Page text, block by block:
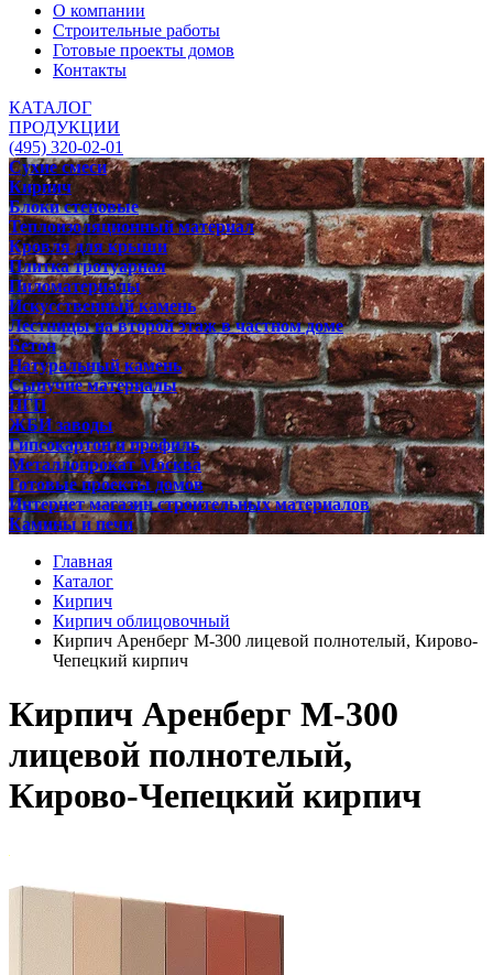
О компании
Строительные работы
Готовые проекты домов
Контакты
КАТАЛОГ
ПРОДУКЦИИ
(495) 320-02-01
Сухие смеси
Кирпич
Блоки стеновые
Теплоизоляционный материал
Кровля для крыши
Плитка тротуарная
Пиломатериалы
Искусственный камень
Лестницы на второй этаж в частном доме
Бетон
Натуральный камень
Сыпучие материалы
ПГП
ЖБИ заводы
Гипсокартон и профиль
Металлопрокат Москва
Готовые проекты домов
Интернет магазин строительных материалов
Камины и печи
Главная
Каталог
Кирпич
Кирпич облицовочный
Кирпич Аренберг М-300 лицевой полнотелый, Кирово-
Чепецкий кирпич
Кирпич Аренберг М-300
лицевой полнотелый,
Кирово-Чепецкий кирпич